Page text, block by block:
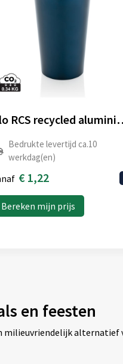
Alo RCS
Bedrukte levertijd ca.10
werkdag(en)
€ 1,22
Bereken mijn prijs
en feesten